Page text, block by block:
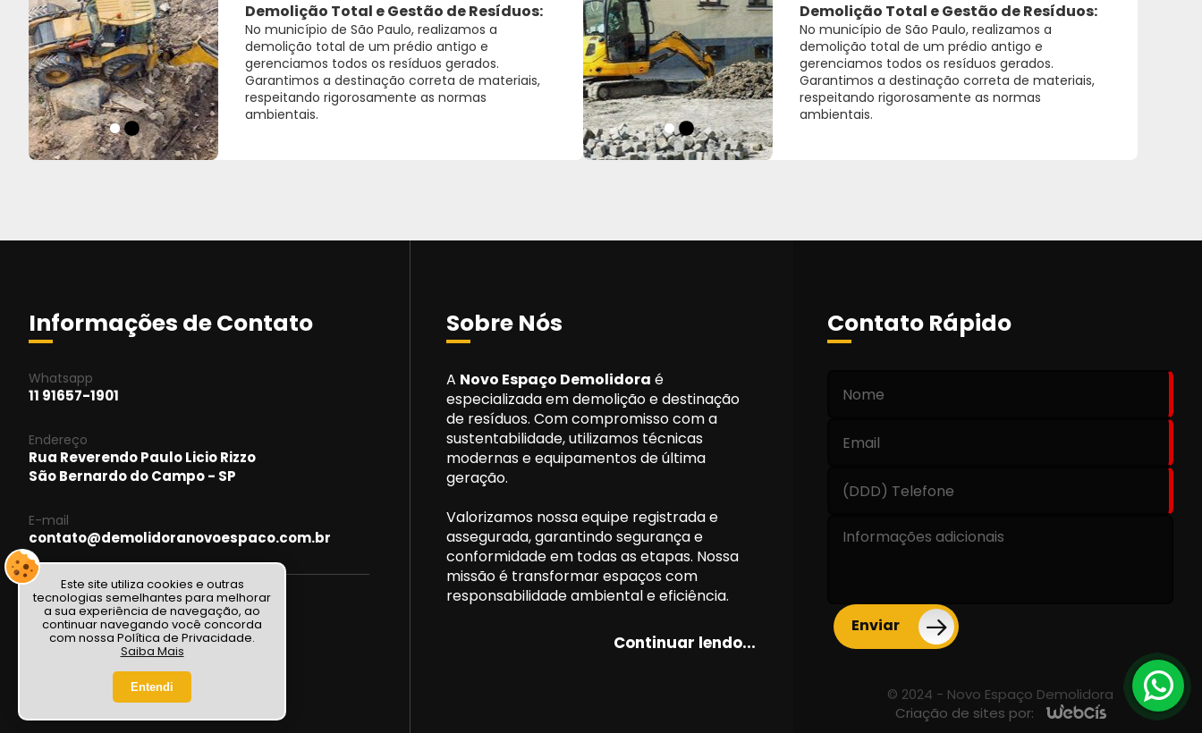
Demolição Total e Gestão de Resíduos:
No município de São Paulo, realizamos a
demolição total de um prédio antigo e
gerenciamos todos os resíduos gerados.
Garantimos a destinação correta de materiais,
respeitando rigorosamente as normas
ambientais.
Demolição Total e Gestão de Resíduos:
No município de São Paulo, realizamos a
demolição total de um prédio antigo e
gerenciamos todos os resíduos gerados.
Garantimos a destinação correta de materiais,
respeitando rigorosamente as normas
ambientais.
Informações de Contato
Whatsapp
11 91657-1901
Endereço
Rua Reverendo Paulo Licio Rizzo
São Bernardo do Campo - SP
E-mail
contato@demolidoranovoespaco.com.br
Sobre Nós
A Novo Espaço Demolidora é
especializada em demolição e destinação
de resíduos. Com compromisso com a
sustentabilidade, utilizamos técnicas
modernas e equipamentos de última
geração.
Valorizamos nossa equipe registrada e
assegurada, garantindo segurança e
conformidade em todas as etapas. Nossa
missão é transformar espaços com
responsabilidade ambiental e eficiência.
Continuar lendo...
Contato Rápido
© 2024 - Novo Espaço Demolidora
Criação de sites por:
Este site utiliza cookies e outras
tecnologias semelhantes para melhorar
a sua experiência de navegação, ao
continuar navegando você concorda
com nossa Política de Privacidade.
Saiba Mais
Entendi